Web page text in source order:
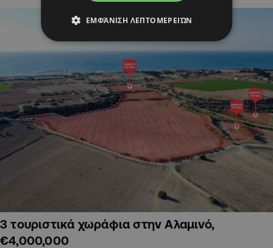
3 τουριστικά χωράφια στην Αλαμινό,
€4,000,000
ΕΜΦΆΝΙΣΗ ΛΕΠΤΟΜΕΡΕΙΏΝ